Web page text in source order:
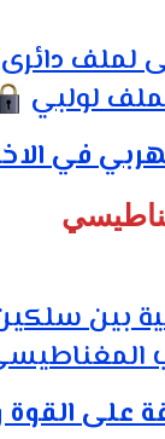
لملف دائرى
لولبي
في
بين
على القوة